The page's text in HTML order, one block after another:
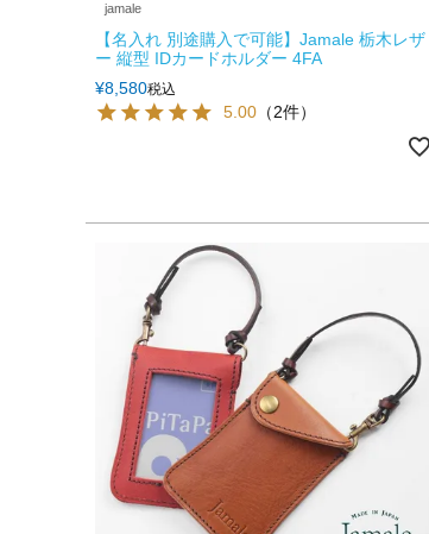
jamale
【名入れ 別途購入で可能】Jamale 栃木レザ
ー 縦型 IDカードホルダー 4FA
¥8,580税込
5.00 （2件）